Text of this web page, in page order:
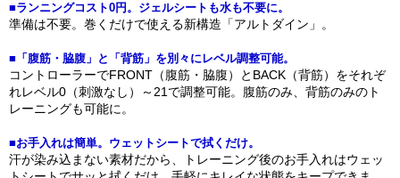
■ランニングコスト0円。ジェルシートも水も不要に。
準備は不要。巻くだけで使える新構造「アルトダイン」。
■「腹筋・脇腹」と「背筋」を別々にレベル調整可能。
コントローラーでFRONT（腹筋・脇腹）とBACK（背筋）をそれぞ
れレベル0（刺激なし）～21で調整可能。腹筋のみ、背筋のみのト
レーニングも可能に。
■お手入れは簡単。ウェットシートで拭くだけ。
汗が染み込まない素材だから、トレーニング後のお手入れはウェッ